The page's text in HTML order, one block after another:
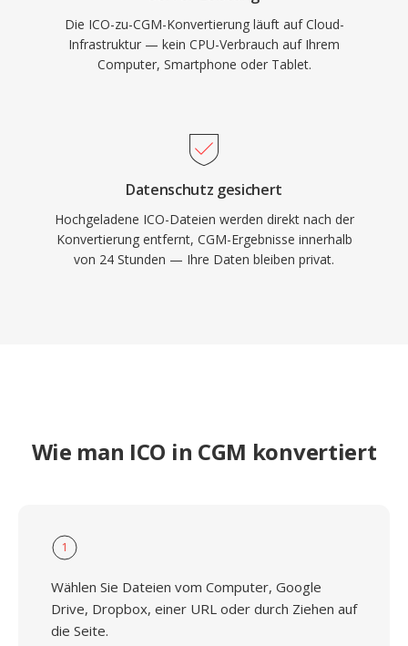
Die ICO-zu-CGM-Konvertierung läuft auf Cloud-
Infrastruktur — kein CPU-Verbrauch auf Ihrem
Computer, Smartphone oder Tablet.
Datenschutz gesichert
Hochgeladene ICO-Dateien werden direkt nach der
Konvertierung entfernt, CGM-Ergebnisse innerhalb
von 24 Stunden — Ihre Daten bleiben privat.
Wie man ICO in CGM konvertiert
1
Wählen Sie Dateien vom Computer, Google
Drive, Dropbox, einer URL oder durch Ziehen auf
die Seite.